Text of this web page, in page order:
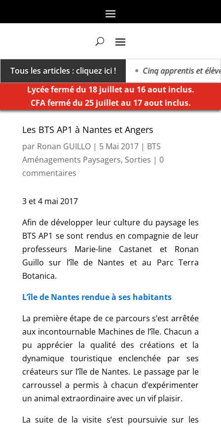
Tous les articles : cliquez ici !
un millésime des extrêmes »
Cinq apprentis et
Lycée fermé du 18 juillet au 16 aout inclus.
CFA fermé du 25 juillet au 17 aout inclus.
Les BTS AP1 à Nantes et Angers
par Ronan GUILLO| 5 Mai 2017| BTS
Aménagements Paysagers, Sorties | 0
commentaires
3 et 4 mai 2017
Afin de développer leur culture du paysage les
BTS AP1 se sont rendus en compagnie de leur
professeurs Marie-line Castanet et Ronan
Guillo sur l’île de Nantes et au Parc Terra
Botanica.
L’île de Nantes rendue à ses habitants
La première étape de ce parcours s’est arrêtée
aux incontournable Machines de l’île. Chacun a
pu apprécier la qualité des créations et la
dynamique touristique enclenchée par ses
créateurs sur l’île de Nantes. Le passage par le
carroussel a permis à chacun d’expérimenter
un animal extraordinaire avec un vif plaisir.
La suite de la visite s’est poursuivie sur les